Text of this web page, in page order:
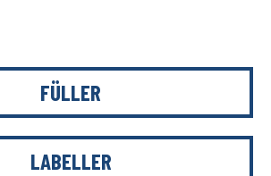
FÜLLER
LABELLER